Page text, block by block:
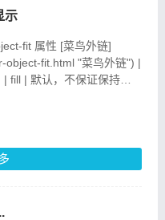
示
fit.html "菜鸟外链") |